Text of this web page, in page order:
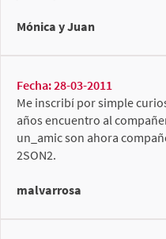
Mónica y Juan
Fecha: 28-03-2011
Me inscribí por simple
años encuentro al
un_amic son ahora
2SON2.
malvarrosa